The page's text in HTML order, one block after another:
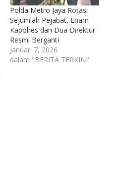
Polda Metro Jaya Rotasi
Sejumlah Pejabat, Enam
Kapolres dan Dua Direktur
Resmi Berganti
Januari 7, 2026
dalam "BERITA TERKINI"